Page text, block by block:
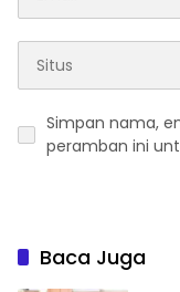
Simpan nama,
peramban ini
Baca Juga